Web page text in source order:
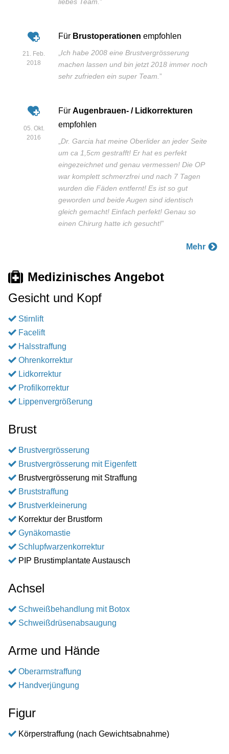
liebes Team.”
21. Feb.
2018
Für Brustoperationen empfohlen
Ich habe 2008 eine Brustvergrösserung
machen lassen und bin jetzt 2018 immer noch
sehr zufrieden ein super Team. ”
05. Okt.
2016
Für Augenbrauen- / Lidkorrekturen
empfohlen
Dr. Garcia hat meine Oberlider an jeder Seite
um ca 1,5cm gestrafft! Er hat es perfekt
eingezeichnet und genau vermessen! Die OP
war komplett schmerzfrei und nach 7 Tagen
wurden die Fäden entfernt! Es ist so gut
geworden und beide Augen sind identisch
gleich gemacht! Einfach perfekt! Genau so
einen Chirurg hatte ich gesucht!”
Mehr
Medizinisches Angebot
Gesicht und Kopf
Stirnlift
Facelift
Halsstraffung
Ohrenkorrektur
Lidkorrektur
Profilkorrektur
Lippenvergrößerung
Brust
Brustvergrösserung
Brustvergrösserung mit Eigenfett
Brustvergrösserung mit Straffung
Bruststraffung
Brustverkleinerung
Korrektur der Brustform
Gynäkomastie
Schlupfwarzenkorrektur
PIP Brustimplantate Austausch
Achsel
Schweißbehandlung mit Botox
Schweißdrüsenabsaugung
Arme und Hände
Oberarmstraffung
Handverjüngung
Figur
Körperstraffung (nach Gewichtsabnahme)